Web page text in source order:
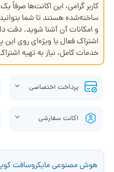
کاربر گرامی، این اکانت‌ها صرفاً
ساخته‌شده هستند تا شما
و امکانات آن آشنا شوید. دقت
اشتراک فعال یا ویژه‌ای روی این
خدمات کامل، نیاز به تهیه
پرداخت اختصاصی
اکانت سفارشی
هوش مصنوعی مایکروسافت